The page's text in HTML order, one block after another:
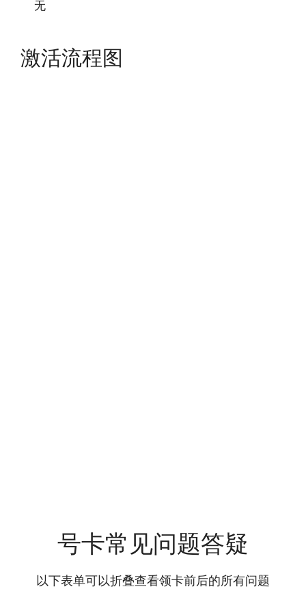
无
激活流程图
号卡常见问题答疑
以下表单可以折叠查看领卡前后的所有问题